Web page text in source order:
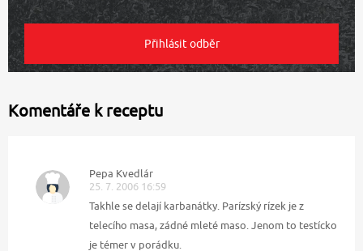
Komentáře k receptu
Pepa Kvedlár
25. 7. 2006 16:59
Takhle se delají karbanátky. Parízský rízek je z
telecího masa, zádné mleté maso. Jenom to testícko
je témer v porádku.